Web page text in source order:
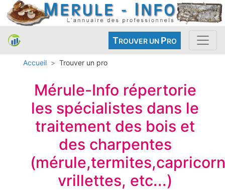
TROUVER UN PRO
Accueil Trouver un pro
Mérule-Info répertorie
les spécialistes dans le
traitement des bois et
des charpentes
vrillettes, etc...)